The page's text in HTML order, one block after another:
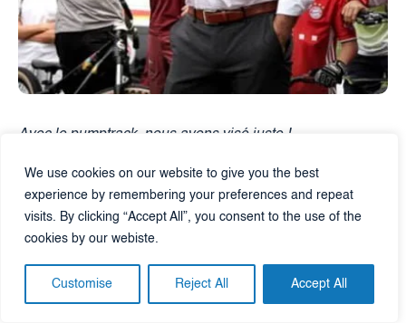
We use cookies on our website to give you the best
experience by remembering your preferences and repeat
visits. By clicking “Accept All”, you consent to the use of the
cookies by our webiste.
Customise Reject All Accept All
Avec le pumptrack, nous avons visé juste !
installation, qui connaît un immense succès.
Avec Alliance, nous avons trouvé le partenaire idéal : des
qualité possible.
Feldkirchen leur dit merci !